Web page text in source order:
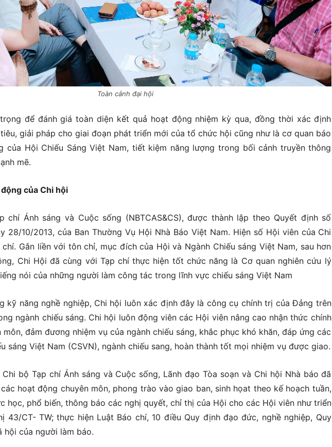
Toàn cảnh đại hội
để đánh giá toàn diện kết quả hoạt động nhiệm kỳ qua, đồng thời xác định
giải pháp cho giai đoạn phát triển mới của tổ chức hội cũng như là cơ quan báo
của Hội Chiếu Sáng Việt Nam, tiết kiệm năng lượng trong bối cảnh truyền thông
mẽ.
của Chi hội
chí Ánh sáng và Cuộc sống (NBTCAS&CS), được thành lập theo Quyết định số
28/10/2013, của Ban Thường Vụ Hội Nhà Báo Việt Nam. Hiện số Hội viên của Chi
Gắn liền với tôn chỉ, mục đích của Hội và Ngành Chiếu sáng Việt Nam, sau hơn
Chi Hội đã cùng với Tạp chí thực hiện tốt chức năng là Cơ quan nghiên cứu lý
nói của những người làm công tác trong lĩnh vực chiếu sáng Việt Nam
kỹ năng nghề nghiệp, Chi hội luôn xác định đây là công cụ chính trị của Đảng trên
ngành chiếu sáng. Chi hội luôn động viên các Hội viên nâng cao nhận thức chính
đảm đương nhiệm vụ của ngành chiếu sáng, khắc phục khó khăn, đáp ứng các
sáng Việt Nam (CSVN), ngành chiếu sang, hoàn thành tốt mọi nhiệm vụ được giao.
bộ Tạp chí Ánh sáng và Cuộc sống, Lãnh đạo Tòa soạn và Chi hội Nhà báo đã
hoạt động chuyên môn, phong trào vào giao ban, sinh họat theo kế hoạch tuần,
học, phổ biến, thông báo các nghị quyết, chỉ thị của Hội cho các Hội viên như triển
43/CT- TW; thực hiện Luật Báo chí, 10 điều Quy định đạo đức, nghề nghiệp, Quy
hội của người làm báo.